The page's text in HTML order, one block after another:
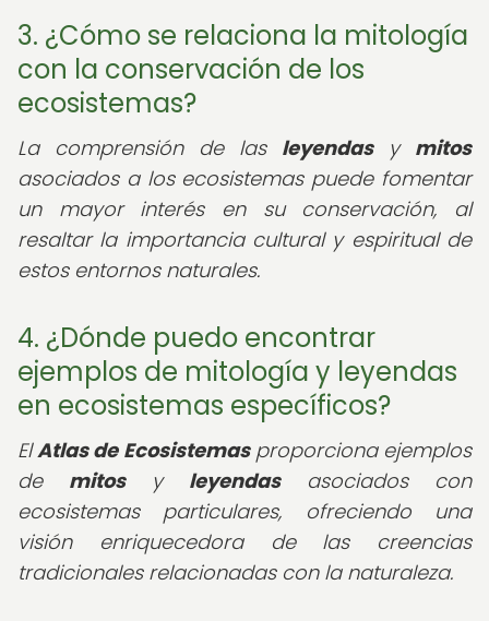
3. ¿Cómo se relaciona la mitología
con la conservación de los
ecosistemas?
La comprensión de las leyendasy mitos
asociados a los ecosistemas puede fomentar
un mayor interés en su conservación, al
resaltar la importancia cultural y espiritual de
estos entornos naturales.
4. ¿Dónde puedo encontrar
ejemplos de mitología y leyendas
en ecosistemas específicos?
ElAtlas de Ecosistemasproporciona ejemplos
de mitosy leyendasasociados con
ecosistemas particulares, ofreciendo una
visión enriquecedora de las creencias
tradicionales relacionadas con la naturaleza.